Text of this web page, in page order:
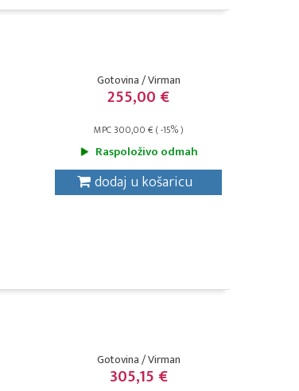
Gotovina / Virman
255,00 €
MPC 300,00 € ( -15% )
Raspoloživo odmah
dodaj u košaricu
Gotovina / Virman
305,15 €